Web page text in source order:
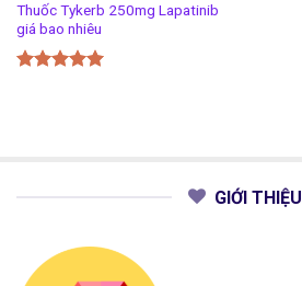
Thuốc Tykerb 250mg Lapatinib
giá bao nhiêu
GIỚI THIỆU